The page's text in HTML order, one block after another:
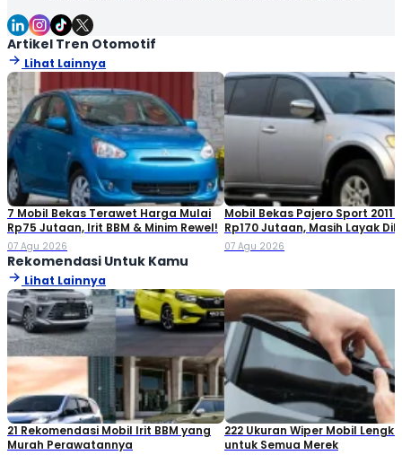
printer took a galley of type and scrambled it to make a type
specimen book. It has survived not only five centuries, but also
the leap into electronic typesetting, remaining essentially
unchanged. It was popularised in the 1960s with the release of
Letraset sheets containing Lorem Ipsum passages, and more
recently with desktop publishing software like Aldus PageMaker
including versions of Lorem Ipsum
Artikel Tren Otomotif
Lihat Lainnya
7 Mobil Bekas Terawet Harga Mulai
Rp75 Jutaan, Irit BBM & Minim Rewel!
07 Agu 2026
Mobil Bekas Pajero Sport 2011
Rp170 Jutaan, Masih Layak
07 Agu 2026
Rekomendasi Untuk Kamu
Lihat Lainnya
21 Rekomendasi Mobil Irit BBM yang
Murah Perawatannya
222 Ukuran Wiper Mobil
untuk Semua Merek